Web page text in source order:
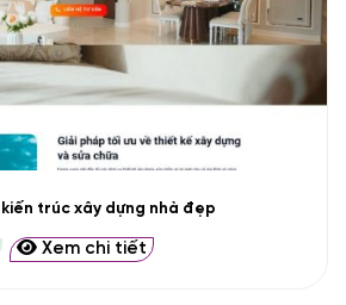
trúc xây dựng nhà đẹp
Xem chi tiết